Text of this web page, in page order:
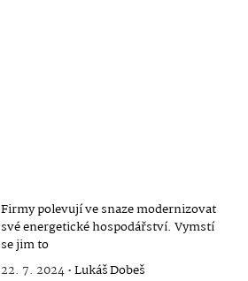
Firmy polevují ve snaze modernizovat
své energetické hospodářství. Vymstí
se jim to
22. 7. 2024 •Lukáš Dobeš